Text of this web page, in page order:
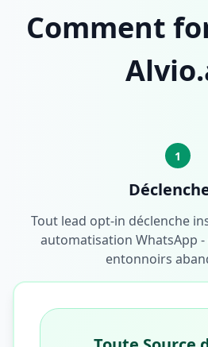
Comment
1
Tout lead opt-in déclenche
automatisation WhatsApp
entonnoirs